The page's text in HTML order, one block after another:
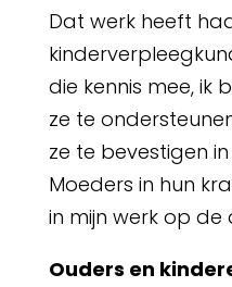
Dat werk heeft
die kennis mee, ik
ze te
ze te bevestigen
Moeders in hun
in mijn werk op de
Ouders en